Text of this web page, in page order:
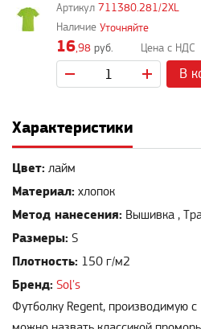
711380.281/2XL
Уточняйте
16,98 руб.
В
Характеристики
Цвет: лайм
Материал: хлопок
Метод нанесения: Вышивка ,
Размеры: S
Плотность: 150 г/м2
Бренд: Sol's
Футболку Regent, производимую